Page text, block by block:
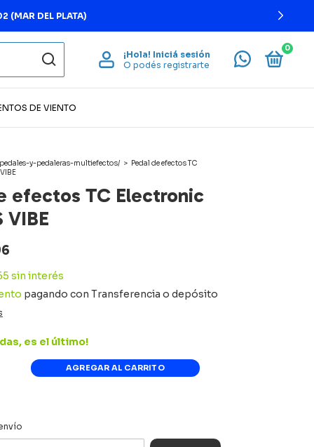
¡Hola! Iniciá sesión
O podés registrarte
0
DE VIENTO
pedales-y-pedaleras-multiefectos/ > Pedal de efectos TC
efectos TC Electronic
VIBE
sin interés
pagando con Transferencia o depósito
es el último!